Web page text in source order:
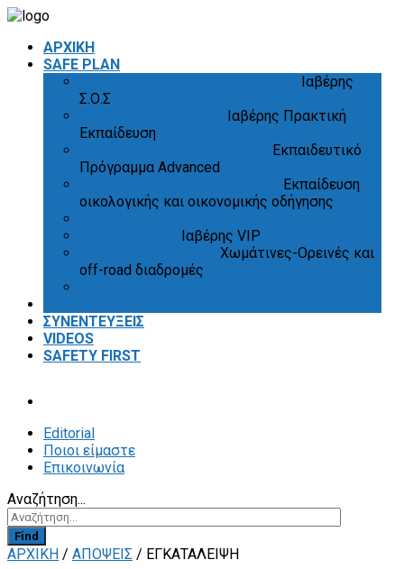
ΑΡΧΙΚΗ
SAFE PLAN
Ιαβέρης
Σ.Ο.Σ
Ιαβέρης Πρακτική
Εκπαίδευση
Εκπαιδευτικό
Πρόγραμμα Advanced
Εκπαίδευση
οικολογικής και οικονομικής οδήγησης
Ιαβέρης VIP
Χωμάτινες-Ορεινές και
off-road διαδρομές
ΣΥΝΕΝΤΕΥΞΕΙΣ
VIDEOS
SAFETY FIRST
Editorial
Ποιοι είμαστε
Επικοινωνία
Αναζήτηση...
Find
ΑΡΧΙΚΗ / ΑΠΟΨΕΙΣ / ΕΓΚΑΤΆΛΕΙΨΗ